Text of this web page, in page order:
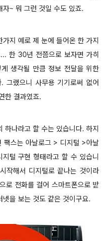
~ 뭐 그런 것일 수도 있죠.
지 예로 제 눈에 들어온 한 가지
한 30년 전쯤으로 보자면 가히
생각될 만큼 정보 전달을 위한
그랬으니 사무용 기기로써 없어
한 결과였죠.
하나라고 할 수는 있습니다. 하지
팩스는 아날로그 > 디지털 >아날
털 구현 형태라고 할 수 있습니
작해서 디지털로 끝나는 것이라
로 전화를 걸어 스마트폰으로 받
을 보는 것도 같은 것이구요.